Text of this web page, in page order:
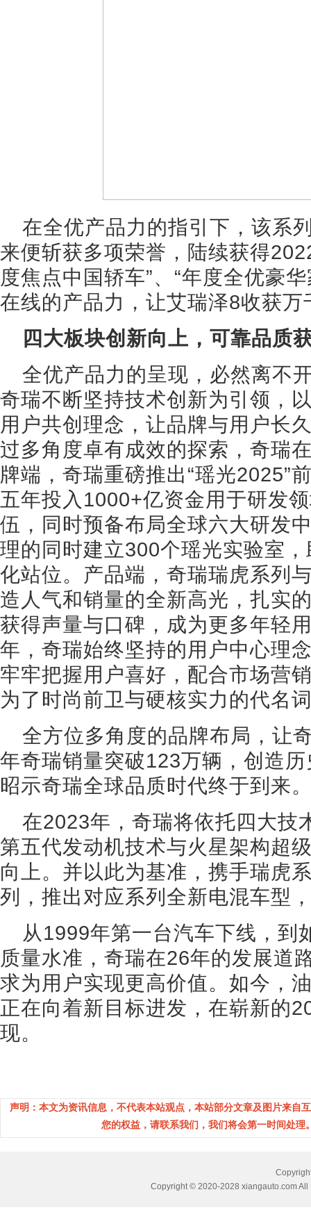
在全优产品力的指引下，该系
来便斩获多项荣誉，陆续获得
度焦点中国轿车”、“年度全优豪
在线的产品力，让艾瑞泽8收获万
四大板块创新向上，可靠品质
全优产品力的呈现，必然离不
奇瑞不断坚持技术创新为引领，
用户共创理念，让品牌与用户长
过多角度卓有成效的探索，奇瑞
牌端，奇瑞重磅推出“瑶光2025”
五年投入1000+亿资金用于研发
伍，同时预备布局全球六大研发
理的同时建立300个瑶光实验室
化站位。产品端，奇瑞瑞虎系列
造人气和销量的全新高光，扎实
获得声量与口碑，成为更多年轻
年，奇瑞始终坚持的用户中心理
牢牢把握用户喜好，配合市场营
为了时尚前卫与硬核实力的代名
全方位多角度的品牌布局，让
年奇瑞销量突破123万辆，创造
昭示奇瑞全球品质时代终于到来
在2023年，奇瑞将依托四大技
第五代发动机技术与火星架构超
向上。并以此为基准，携手瑞虎
列，推出对应系列全新电混车型
从1999年第一台汽车下线，到
质量水准，奇瑞在26年的发展道
求为用户实现更高价值。如今，
正在向着新目标进发，在崭新的
现。
声明：本文为资讯信息，不代表本站观点，本站部分文章及图片来自
您的权益，请联系我们，我们将会第一时间处
Copyright © 2020-2028 xiangauto.com